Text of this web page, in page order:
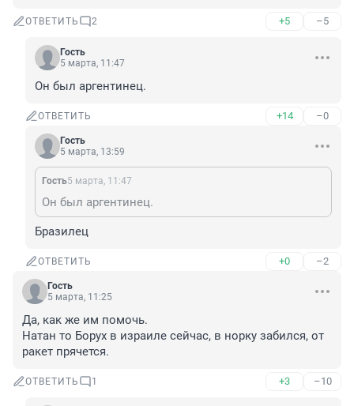
ОТВЕТИТЬ 2 +5 –5
Гость
5 марта, 11:47
Он был аргентинец.
ОТВЕТИТЬ +14 –0
Гость
5 марта, 13:59
Гость5 марта, 11:47
Он был аргентинец.
Бразилец
ОТВЕТИТЬ +0 –2
Гость
5 марта, 11:25
Да, как же им помочь.
Натан то Борух в израиле сейчас, в норку забился, от
ракет прячется.
ОТВЕТИТЬ 1 +3 –10